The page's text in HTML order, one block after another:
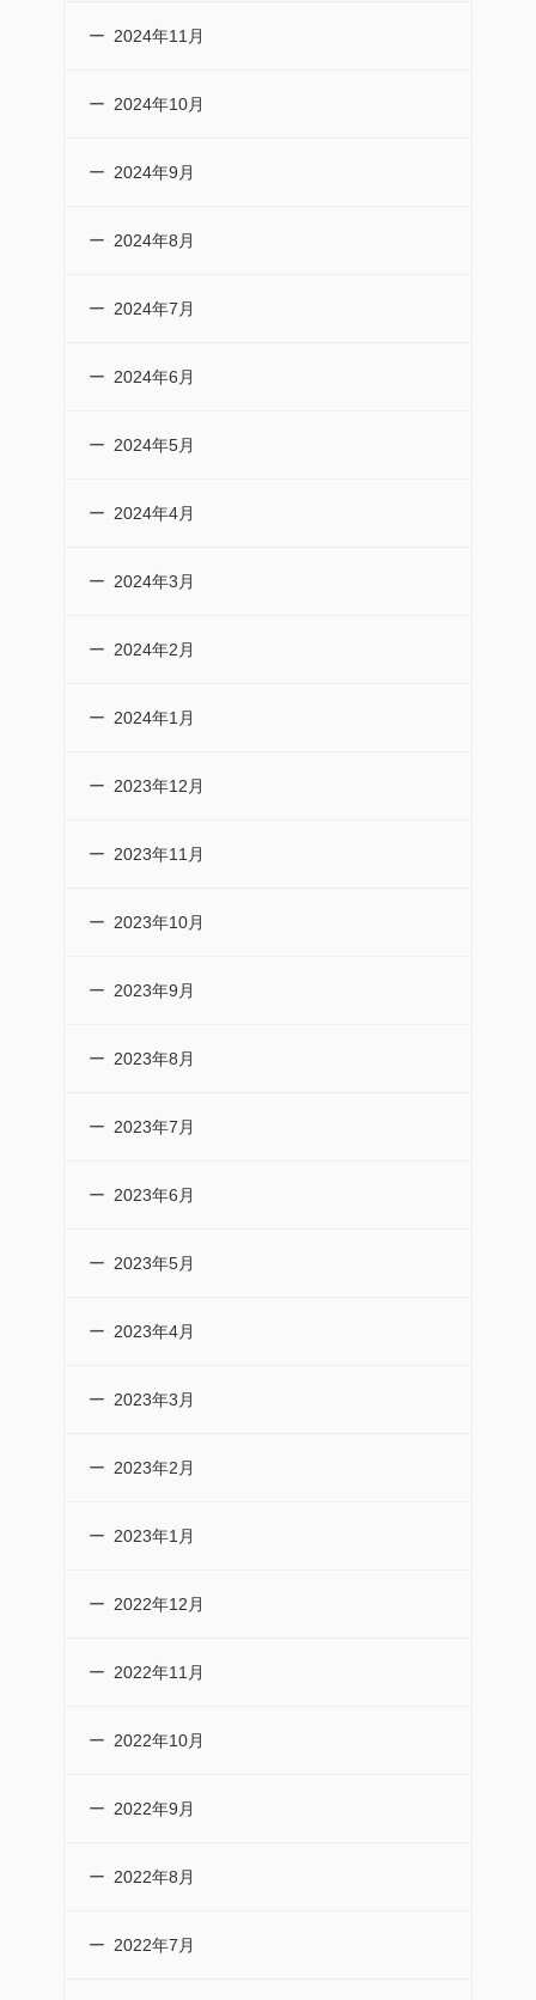
2024年11月
2024年10月
2024年9月
2024年8月
2024年7月
2024年6月
2024年5月
2024年4月
2024年3月
2024年2月
2024年1月
2023年12月
2023年11月
2023年10月
2023年9月
2023年8月
2023年7月
2023年6月
2023年5月
2023年4月
2023年3月
2023年2月
2023年1月
2022年12月
2022年11月
2022年10月
2022年9月
2022年8月
2022年7月